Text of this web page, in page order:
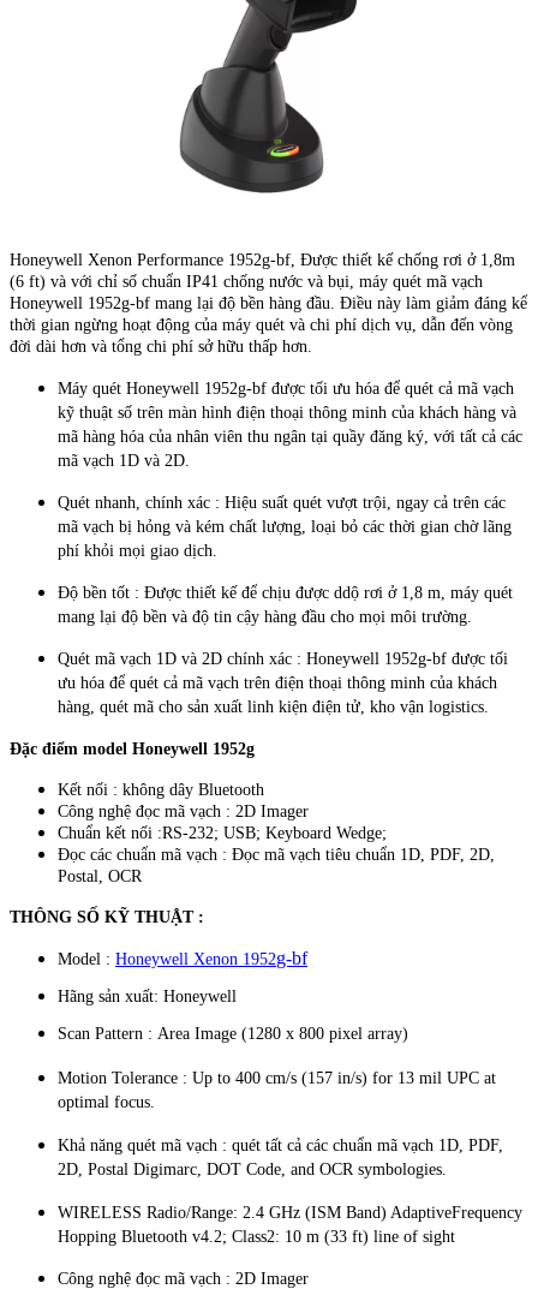
Honeywell Xenon Performance 1952g-bf, Được thiết kế chống rơi ở 1,8m
(6 ft) và với chỉ số chuẩn IP41 chống nước và bụi, máy quét mã vạch
Honeywell 1952g-bf mang lại độ bền hàng đầu. Điều này làm giảm đáng kể
thời gian ngừng hoạt động của máy quét và chi phí dịch vụ, dẫn đến vòng
đời dài hơn và tổng chi phí sở hữu thấp hơn.
Máy quét Honeywell 1952g-bf được tối ưu hóa để quét cả mã vạch
kỹ thuật số trên màn hình điện thoại thông minh của khách hàng và
mã hàng hóa của nhân viên thu ngân tại quầy đăng ký, với tất cả các
mã vạch 1D và 2D.
Quét nhanh, chính xác : Hiệu suất quét vượt trội, ngay cả trên các
mã vạch bị hỏng và kém chất lượng, loại bỏ các thời gian chờ lãng
phí khỏi mọi giao dịch.
Độ bền tốt : Được thiết kế để chịu được ddộ rơi ở 1,8 m, máy quét
mang lại độ bền và độ tin cậy hàng đầu cho mọi môi trường.
Quét mã vạch 1D và 2D chính xác : Honeywell 1952g-bf được tối
ưu hóa để quét cả mã vạch trên điện thoại thông minh của khách
hàng, quét mã cho sản xuất linh kiện điện tử, kho vận logistics.
Đặc điểm model Honeywell 1952g
Kết nối : không dây Bluetooth
Công nghệ đọc mã vạch : 2D Imager
Chuẩn kết nối :RS-232; USB; Keyboard Wedge;
Đọc các chuẩn mã vạch : Đọc mã vạch tiêu chuẩn 1D, PDF, 2D,
Postal, OCR
THÔNG SỐ KỸ THUẬT :
Model : Honeywell Xenon 1952g-bf
Hãng sản xuất: Honeywell
Scan Pattern : Area Image (1280 x 800 pixel array)
Motion Tolerance : Up to 400 cm/s (157 in/s) for 13 mil UPC at
optimal focus.
Khả năng quét mã vạch : quét tất cả các chuẩn mã vạch 1D, PDF,
2D, Postal Digimarc, DOT Code, and OCR symbologies.
WIRELESS Radio/Range: 2.4 GHz (ISM Band) AdaptiveFrequency
Hopping Bluetooth v4.2; Class2: 10 m (33 ft) line of sight
Công nghệ đọc mã vạch : 2D Imager